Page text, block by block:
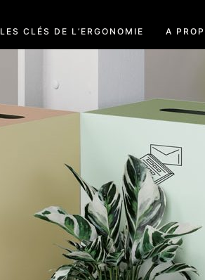
LES CLÉS DE L’ERGONOMIE A